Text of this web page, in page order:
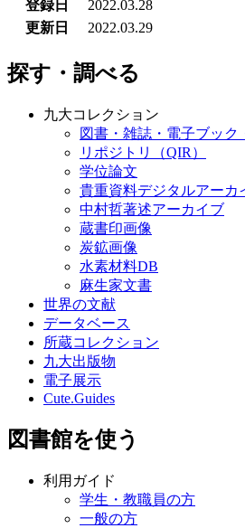
登録日
2022.03.28
更新日
2022.03.29
探す・調べる
九大コレクション
図書・雑誌・電子ブック
リポジトリ（QIR）
学位論文
貴重資料デジタルアーカ
中村哲著述アーカイブ
蔵書印画像
炭鉱画像
水素材料DB
麻生家文書
世界の文献
データベース
所蔵コレクション
九大出版物
電子展示
Cute.Guides
図書館を使う
利用ガイド
学生・教職員の方
一般の方